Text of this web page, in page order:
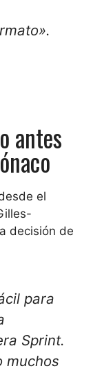
antes
el
decisión de
para
Sprint.
muchos